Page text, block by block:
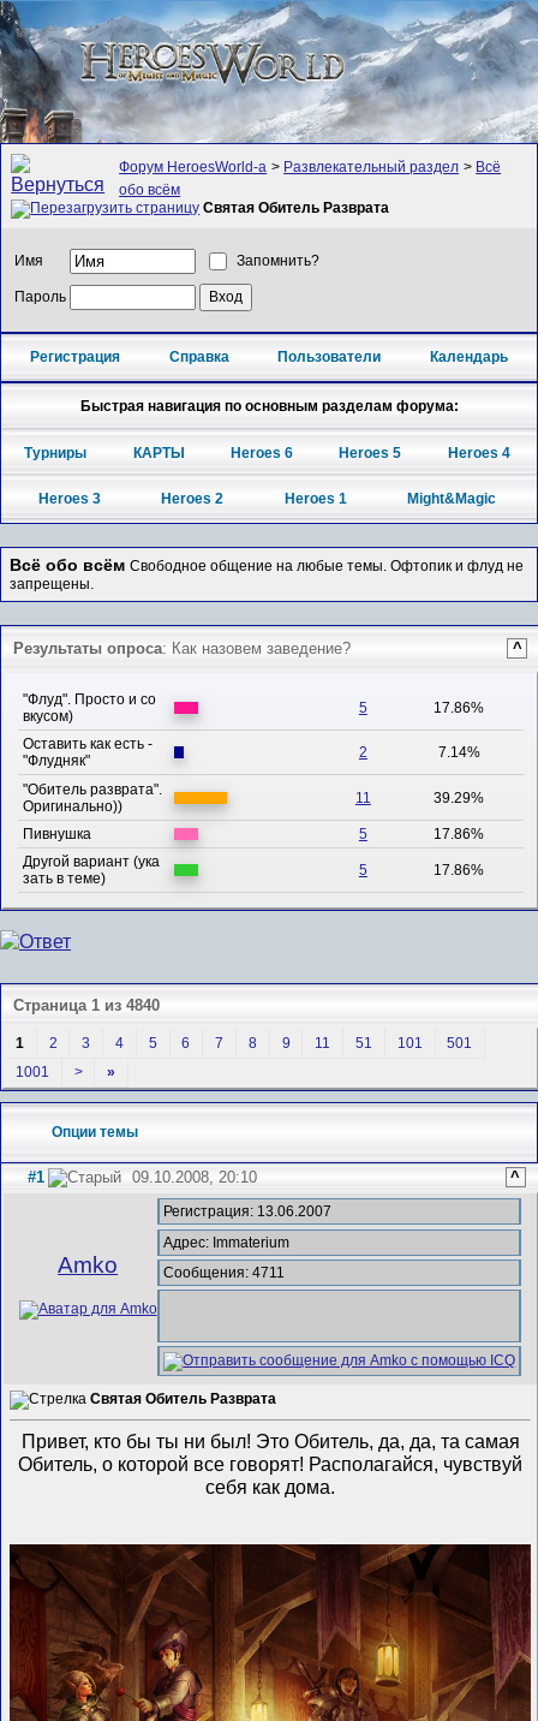
Форум HeroesWorld-а > Развлекательный раздел > Всё
обо всём
Святая Обитель Разврата
Имя Запомнить?
Пароль
Регистрация Справка Пользователи Календарь
Быстрая навигация по основным разделам форума:
Турниры КАРТЫ Heroes 6 Heroes 5 Heroes 4
Heroes 3 Heroes 2 Heroes 1 Might&Magic
Всё обо всём Свободное общение на любые темы. Офтопик и флуд не
запрещены.
Результаты опроса: Как назовем заведение? ^
"Флуд". Просто и со
вкусом)
5 17.86%
Оставить как есть -
"Флудняк"
2 7.14%
"Обитель разврата".
Оригинально))
11 39.29%
Пивнушка 5
17.86%
Другой вариант (ука
зать в теме)
5 17.86%
Страница 1 из 4840
1 2 3 4 5 6 7 8 9 11 51 101
501
1001
> »
Опции темы
#1 09.10.2008, 20:10 ^
Amko
Регистрация: 13.06.2007
Адрес: Immaterium
Сообщения: 4711
Святая Обитель Разврата
Привет, кто бы ты ни был! Это Обитель, да, да, та самая
Обитель, о которой все говорят! Располагайся, чувствуй
себя как дома.